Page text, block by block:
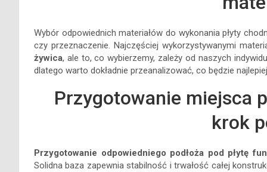
Wybór odpowiednich materiałów do wykonania płyty
czy przeznaczenie. Najczęściej wykorzystywanymi
żywica, ale to, co wybierzemy, zależy od naszych
dlatego warto dokładnie przeanalizować, co będzie
Przygotowanie miejsca
krok
Przygotowanie odpowiedniego podłoża pod płytę
Solidna baza zapewnia stabilność i trwałość całej